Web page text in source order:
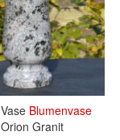
Vase Blumenvase
Orion Granit